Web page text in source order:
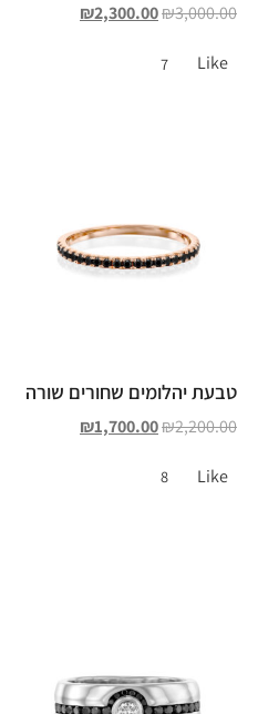
₪3,000.00
₪2,300.00
Like
7
טבעת יהלומים שחורים שורה
₪2,200.00
₪1,700.00
Like
8